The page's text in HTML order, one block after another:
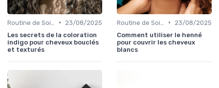
•
23/08/2025
Les secrets de la coloration
indigo pour cheveux bouclés
et texturés
•
23/08/2025
Comment utiliser le henné
pour couvrir les cheveux
blancs